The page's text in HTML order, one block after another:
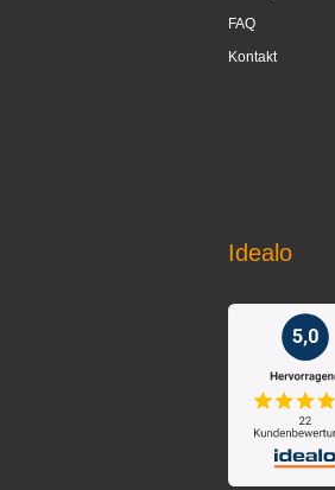
FAQ
Kontakt
Idealo